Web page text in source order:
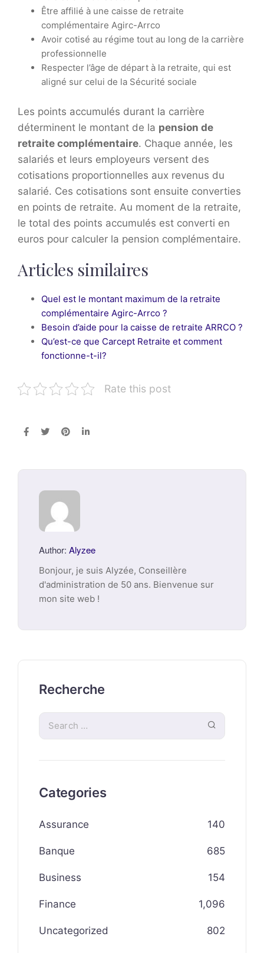
Être affilié à une caisse de retraite
complémentaire Agirc-Arrco
Avoir cotisé au régime tout au long de la carrière
professionnelle
Respecter l’âge de départ à la retraite, qui est
aligné sur celui de la Sécurité sociale
Les points accumulés durant la carrière
déterminent le montant de la pension de
retraite complémentaire. Chaque année, les
salariés et leurs employeurs versent des
cotisations proportionnelles aux revenus du
salarié. Ces cotisations sont ensuite converties
en points de retraite. Au moment de la retraite,
le total des points accumulés est converti en
euros pour calculer la pension complémentaire.
Articles similaires
Quel est le montant maximum de la retraite
complémentaire Agirc-Arrco ?
Besoin d’aide pour la caisse de retraite ARRCO ?
Qu’est-ce que Carcept Retraite et comment
fonctionne-t-il?
Rate this post
Author: Alyzee
Bonjour, je suis Alyzée, Conseillère
d'administration de 50 ans. Bienvenue sur
mon site web !
Recherche
Categories
Assurance 140
Banque 685
Business 154
Finance 1,096
Uncategorized 802